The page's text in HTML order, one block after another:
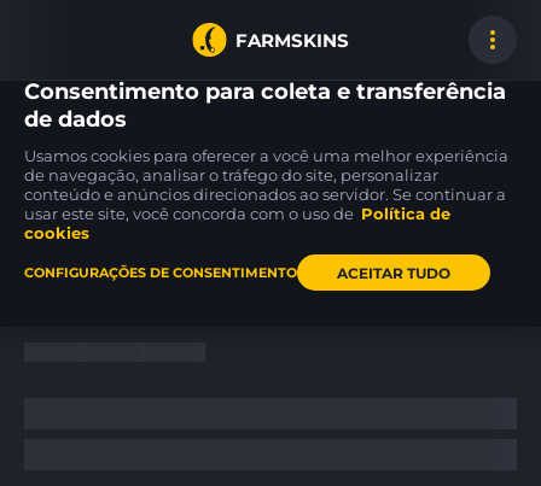
FARMSKINS
33
M4A1-S
Nitro BS 15
AWP
Acheron FT
Desert Eagle
Corinthian
Inicio
Consentimento para coleta e transferência
de dados
Usamos cookies para oferecer a você uma melhor experiência
de navegação, analisar o tráfego do site, personalizar
conteúdo e anúncios direcionados ao servidor. Se continuar a
usar este site, você concorda com o uso de Política de
cookies
CONFIGURAÇÕES DE CONSENTIMENTO ACEITAR TUDO